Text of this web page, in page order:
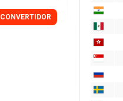
CONVERTIDOR